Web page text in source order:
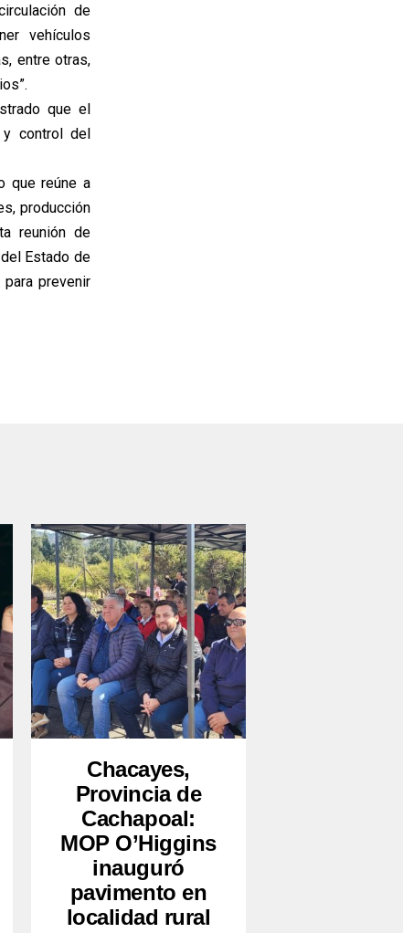
de
vehículos
entre otras,
que el
y control del
que reúne a
producción
reunión de
Estado de
prevenir
Chacayes,
Provincia de
Cachapoal:
MOP O’Higgins
inauguró
pavimento en
localidad rural